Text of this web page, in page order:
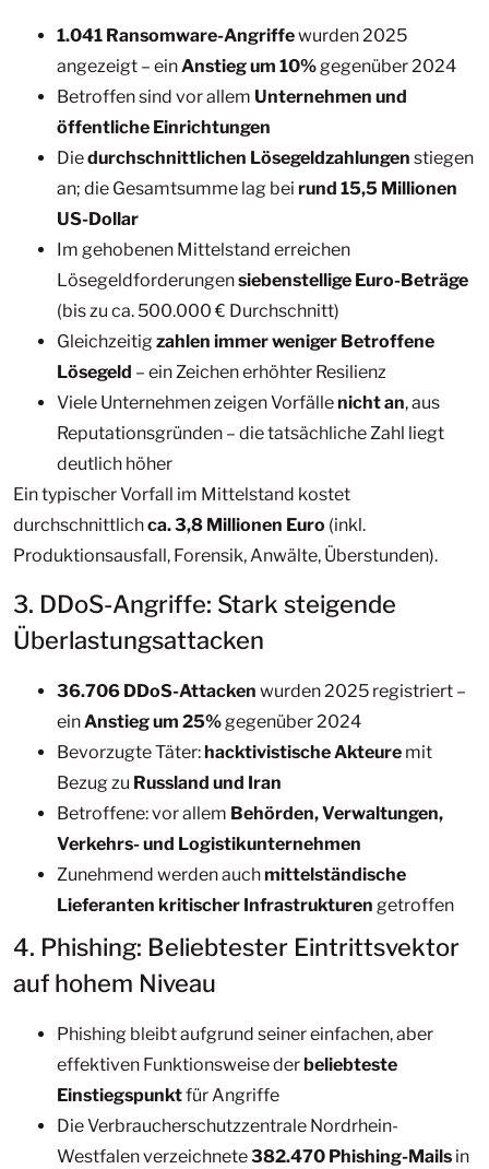
1.041 Ransomware-Angriffewurden 2025
angezeigt – ein Anstieg um 10% gegenüber 2024
Betroffen sind vor allem Unternehmen und
öffentliche Einrichtungen
Diedurchschnittlichen Lösegeldzahlungen stiegen
an; die Gesamtsumme lag bei rund 15,5 Millionen
US-Dollar
Im gehobenen Mittelstand erreichen
Lösegeldforderungensiebenstellige Euro-Beträge
(bis zu ca. 500.000 € Durchschnitt)
Gleichzeitigzahlen immer weniger Betroffene
Lösegeld – ein Zeichen erhöhter Resilienz
Viele Unternehmen zeigen Vorfällenicht an, aus
Reputationsgründen – die tatsächliche Zahl liegt
deutlich höher
Ein typischer Vorfall im Mittelstand kostet
durchschnittlichca. 3,8 Millionen Euro (inkl.
Produktionsausfall, Forensik, Anwälte, Überstunden).
3. DDoS-Angriffe: Stark steigende
Überlastungsattacken
36.706 DDoS-Attacken wurden 2025 registriert –
einAnstieg um 25%gegenüber 2024
Bevorzugte Täter:hacktivistische Akteure mit
Bezug zu Russland und Iran
Betroffene: vor allem Behörden, Verwaltungen,
Verkehrs- und Logistikunternehmen
Zunehmend werden auchmittelständische
Lieferanten kritischer Infrastrukturen getroffen
4. Phishing: Beliebtester Eintrittsvektor
auf hohem Niveau
Phishing bleibt aufgrund seiner einfachen, aber
effektiven Funktionsweise derbeliebteste
Einstiegspunktfür Angriffe
Die Verbraucherschutzzentrale Nordrhein-
Westfalen verzeichnete382.470 Phishing-Mails in